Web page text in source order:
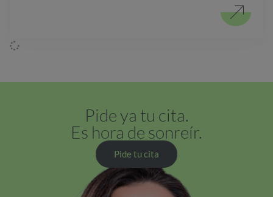
Pide ya tu cita.
Es hora de sonreír.
Pide tu cita